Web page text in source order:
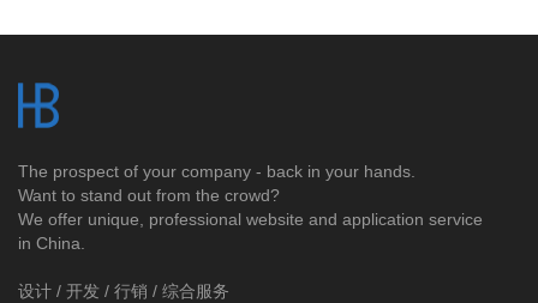
The prospect of your company - back in your hands.
Want to stand out from the crowd?
We offer unique, professional website and application service
in China.
设计 / 开发 / 行销 / 综合服务